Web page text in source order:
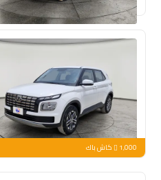
مستعملة 67,305 كم
1,000 كاش باك